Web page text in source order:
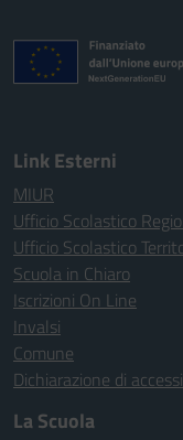
Link Esterni
MIUR
Ufficio Scolastico
Ufficio Scolastico
Scuola in Chiaro
Iscrizioni On Line
Invalsi
Comune
Dichiarazione di
La Scuola